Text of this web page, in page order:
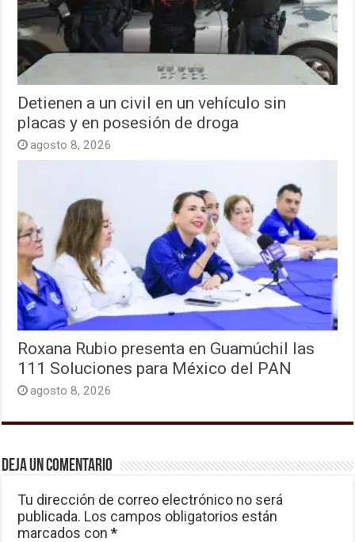
Detienen a un civil en un vehículo sin
placas y en posesión de droga
agosto 8, 2026
Roxana Rubio presenta en Guamúchil las
111 Soluciones para México del PAN
agosto 8, 2026
Deja un comentario
Tu dirección de correo electrónico no será
publicada. Los campos obligatorios están
marcados con*